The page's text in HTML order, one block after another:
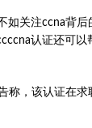
关注ccna背
认证还可
称，该认证在